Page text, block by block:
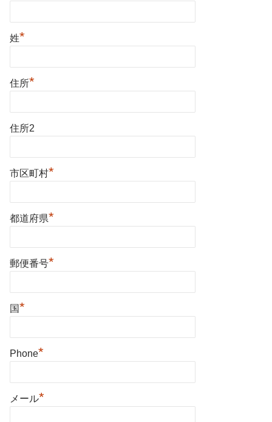
姓*
住所*
住所2
市区町村*
都道府県*
郵便番号*
国*
Phone*
メール*